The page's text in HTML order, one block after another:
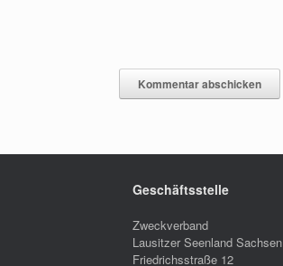
Geschäftsstelle
Zweckverband
Lausitzer Seenland Sachsen
Friedrichsstraße 12